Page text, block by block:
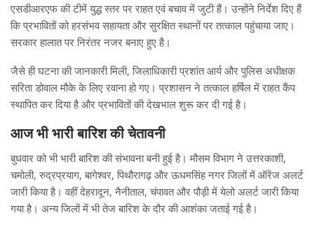
एसडीआरएफ की टीमें युद्ध स्तर पर राहत एवं बचाव में जुटी हैं। उन्होंने निर्देश दिए हैं
कि प्रभावितों को हरसंभव सहायता और सुरक्षित स्थानों पर तत्काल पहुंचाया जाए।
सरकार हालात पर निरंतर नजर बनाए हुए है।
जैसे ही घटना की जानकारी मिली, जिलाधिकारी प्रशांत आर्य और पुलिस अधीक्षक
सरिता डोवाल मौके के लिए रवाना हो गए। प्रशासन ने तत्काल हर्षिल में राहत कैंप
स्थापित कर दिया है और प्रभावितों की देखभाल शुरू कर दी गई है।
आज भी भारी बारिश की चेतावनी
बुधवार को भी भारी बारिश की संभावना बनी हुई है। मौसम विभाग ने उत्तरकाशी,
चमोली, रुद्रप्रयाग, बागेश्वर, पिथौरागढ़ और ऊधमसिंह नगर जिलों में ऑरेंज अलर्ट
जारी किया है। वहीं देहरादून, नैनीताल, चंपावत और पौड़ी में येलो अलर्ट जारी किया
गया है। अन्य जिलों में भी तेज बारिश के दौर की आशंका जताई गई है।